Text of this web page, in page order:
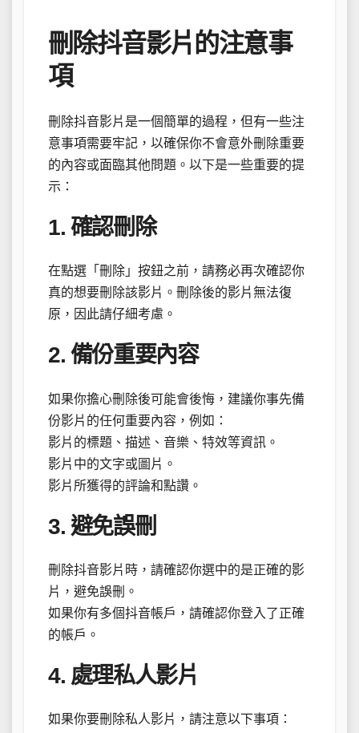
刪除抖音影片的注意事
項
刪除抖音影片是一個簡單的過程，但有一些注
意事項需要牢記，以確保你不會意外刪除重要
的內容或面臨其他問題。以下是一些重要的提
示：
1. 確認刪除
在點選「刪除」按鈕之前，請務必再次確認你
真的想要刪除該影片。刪除後的影片無法復
原，因此請仔細考慮。
2. 備份重要內容
如果你擔心刪除後可能會後悔，建議你事先備
份影片的任何重要內容，例如：
影片的標題、描述、音樂、特效等資訊。
影片中的文字或圖片。
影片所獲得的評論和點讚。
3. 避免誤刪
刪除抖音影片時，請確認你選中的是正確的影
片，避免誤刪。
如果你有多個抖音帳戶，請確認你登入了正確
的帳戶。
4. 處理私人影片
如果你要刪除私人影片，請注意以下事項：